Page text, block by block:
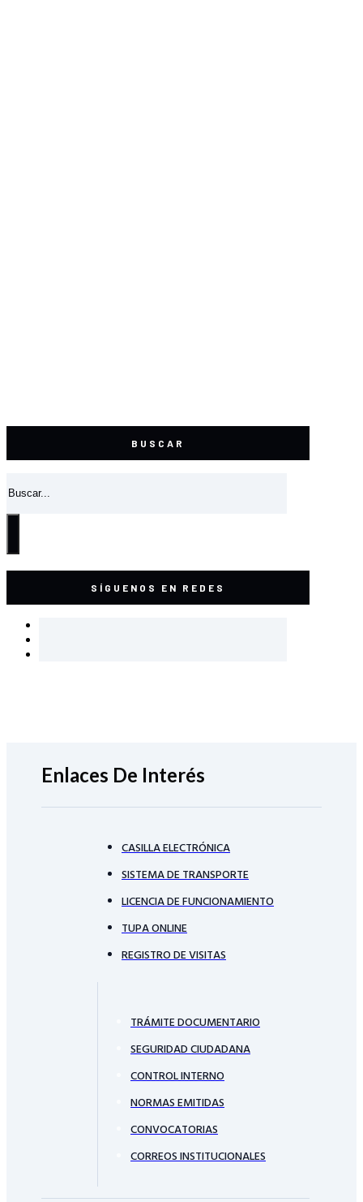
BUSCAR
SÍGUENOS EN REDES
Enlaces De Interés
CASILLA ELECTRÓNICA
SISTEMA DE TRANSPORTE
LICENCIA DE FUNCIONAMIENTO
TUPA ONLINE
REGISTRO DE VISITAS
TRÁMITE DOCUMENTARIO
SEGURIDAD CIUDADANA
CONTROL INTERNO
NORMAS EMITIDAS
CONVOCATORIAS
CORREOS INSTITUCIONALES